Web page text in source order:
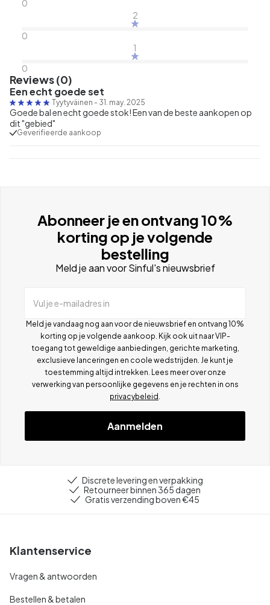
0
2
0
1
0
Reviews (0)
Een echt goede set
Tyytyväinen - 31. may. 2025
Goede bal en echt goede stok! Een van de beste aankopen op
dit "gebied"
Geverifieerde aankoop
Abonneer je en ontvang 10%
korting op je volgende
bestelling
Meld je aan voor Sinful's nieuwsbrief
Vul je e-mailadres in
Meld je vandaag nog aan voor de nieuwsbrief en ontvang 10%
korting op je volgende aankoop. Kijk ook uit naar VIP-
toegang tot geweldige aanbiedingen, gerichte marketing,
exclusieve lanceringen en coole wedstrijden. Je kunt je
toestemming altijd intrekken. Lees meer over onze
verwerking van persoonlijke gegevens en je rechten in ons
privacybeleid
Aanmelden
Discrete levering en verpakking
Retourneer binnen 365 dagen
Gratis verzending boven €45
Klantenservice
Vragen & antwoorden
Bestellen & betalen